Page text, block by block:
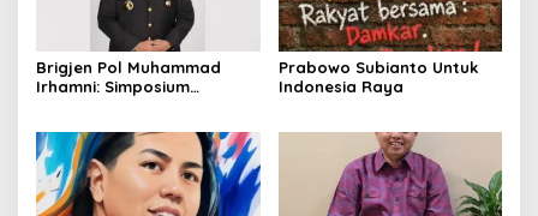
Brigjen Pol Muhammad
Irhamni: Simposium
2030 Beri Banyak Masukan
Bagi APH
Prabowo Subianto Untuk
Indonesia Raya